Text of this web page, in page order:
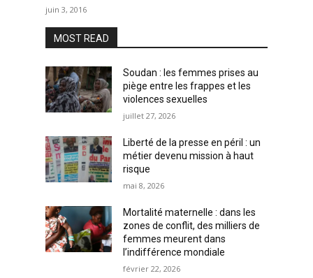
juin 3, 2016
MOST READ
Soudan : les femmes prises au
piège entre les frappes et les
violences sexuelles
juillet 27, 2026
Liberté de la presse en péril : un
métier devenu mission à haut
risque
mai 8, 2026
Mortalité maternelle : dans les
zones de conflit, des milliers de
femmes meurent dans
l’indifférence mondiale
février 22, 2026